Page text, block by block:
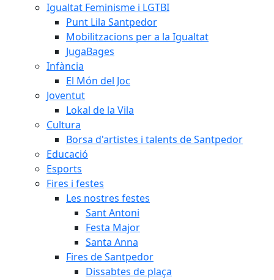
Igualtat Feminisme i LGTBI
Punt Lila Santpedor
Mobilitzacions per a la Igualtat
JugaBages
Infància
El Món del Joc
Joventut
Lokal de la Vila
Cultura
Borsa d'artistes i talents de Santpedor
Educació
Esports
Fires i festes
Les nostres festes
Sant Antoni
Festa Major
Santa Anna
Fires de Santpedor
Dissabtes de plaça